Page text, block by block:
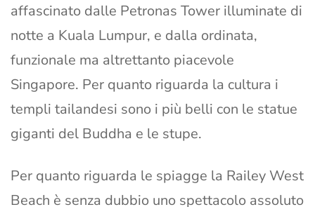
affascinato dalle Petronas Tower illuminate di
notte a Kuala Lumpur, e dalla ordinata,
funzionale ma altrettanto piacevole
Singapore. Per quanto riguarda la cultura i
templi tailandesi sono i più belli con le statue
giganti del Buddha e le stupe.
Per quanto riguarda le spiagge la Railey West
Beach è senza dubbio uno spettacolo assoluto